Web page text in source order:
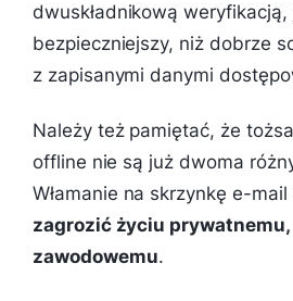
dwuskładnikową
bezpieczniejszy, niż dobrze
z zapisanymi danymi
Należy też pamiętać, że
offline nie są już dwoma
Włamanie na skrzynkę e-mail
zagrozić życiu prywatnemu,
zawodowemu.